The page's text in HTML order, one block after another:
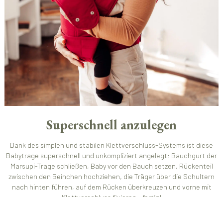
Superschnell anzulegen
Dank des simplen und stabilen Klettverschluss-Systems ist diese
Babytrage superschnell und unkompliziert angelegt: Bauchgurt der
Marsupi-Trage schließen, Baby vor den Bauch setzen, Rückenteil
zwischen den Beinchen hochziehen, die Träger über die Schultern
nach hinten führen, auf dem Rücken überkreuzen und vorne mit